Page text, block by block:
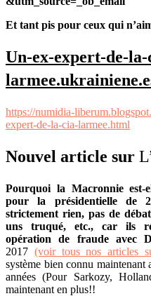
Et tant pis pour ceux qui
Un-ex-expert-de-
https://numidia-
expert-de-la-cia-larmee.html
Nouvel article sur
Pourquoi la Macronnie est-
pour la présidentielle de
strictement rien, pas de
uns truqué, etc., car ils
opération de fraude avec
2017 (voir tous nos articles
système bien connu maintenant
années (Pour Sarkozy,
maintenant en plus!!